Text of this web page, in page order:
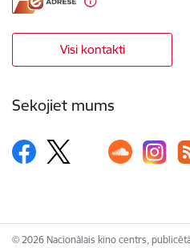
Visi kontakti
Sekojiet mums
© 2026 Nacionālais kino centrs,